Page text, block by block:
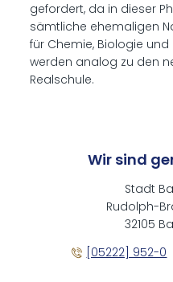
gefordert, da in dieser
sämtliche ehemaligen
für Chemie, Biologie
werden analog zu den
Realschule.
Wir sind
Stadt
Rudolph-
32105
[05222] 952-0